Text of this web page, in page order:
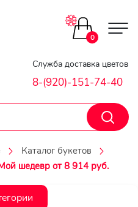
Главная
Гарантии
Доставка
Оплата
Служба доставка цветов
8-(920)-151-74-40
0
Каталог букетов
шедевр от 8 914 руб.